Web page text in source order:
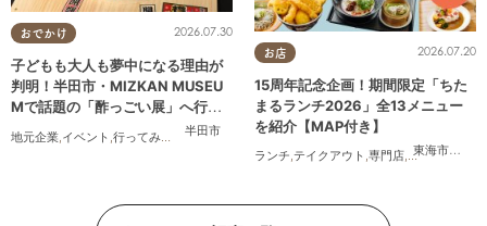
おでかけ
半田市
2026.07.30
子どもも大人も夢中になる理由が
判明！半田市・MIZKAN MUSEU
Mで話題の「酢っごい展」へ行っ
てみた｜7/25(土)～8/30(日)／ち
たまる広告
地元企業 イベント 行ってみたレポ ,ちたまる広告,親子 家族, 友人
お店
東海市大府
2026.07.20
15周年記念企画！期間限定「ちた
まるランチ2026」全13メニュー
を紹介【MAP付き】
ランチ,テイクアウト ,専門店,ちたまるスタ